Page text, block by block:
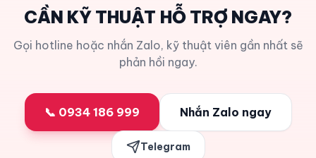
CẦN KỸ THUẬT HỖ TRỢ NGAY?
Gọi hotline hoặc nhắn Zalo, kỹ thuật viên gần nhất sẽ
phản hồi ngay.
📞 0934 186 999 Nhắn Zalo ngay
Telegram